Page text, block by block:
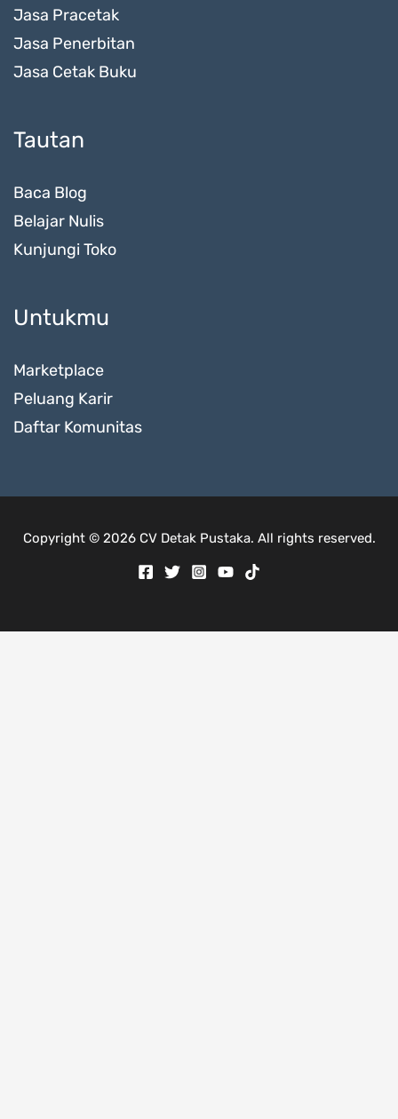
Jasa Pracetak
Jasa Penerbitan
Jasa Cetak Buku
Tautan
Baca Blog
Belajar Nulis
Kunjungi Toko
Untukmu
Marketplace
Peluang Karir
Daftar Komunitas
Copyright © 2026 CV Detak Pustaka. All rights reserved.